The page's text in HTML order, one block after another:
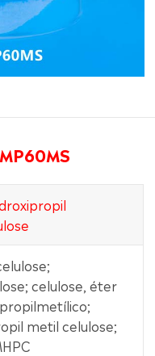
celulose, éter
metil celulose;